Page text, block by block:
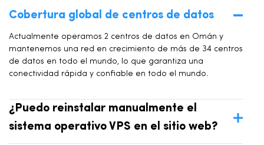
Cobertura global de centros de datos
Actualmente operamos 2 centros de datos en Omán y
mantenemos una red en crecimiento de más de 34 centros
de datos en todo el mundo, lo que garantiza una
conectividad rápida y confiable en todo el mundo.
¿Puedo reinstalar manualmente el
sistema operativo VPS en el sitio web?